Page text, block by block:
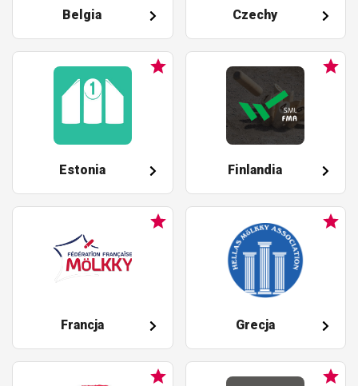
Belgia Czechy
Estonia Finlandia
Francja Grecja